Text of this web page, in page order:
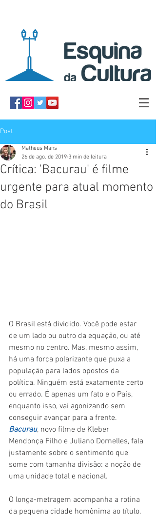
Post
Crítica: 'Bacurau' é filme
urgente para atual momento
do Brasil
Matheus Mans
26 de ago. de 2019 3 min de leitura
O Brasil está dividido. Você pode estar
de um lado ou outro da equação, ou até
mesmo no centro. Mas, mesmo assim,
há uma força polarizante que puxa a
população para lados opostos da
política. Ninguém está exatamente certo
ou errado. É apenas um fato e o País,
enquanto isso, vai agonizando sem
conseguir avançar para a frente.
Bacurau, novo filme de Kleber
Mendonça Filho e Juliano Dornelles, fala
justamente sobre o sentimento que
some com tamanha divisão: a noção de
uma unidade total e nacional.
O longa-metragem acompanha a rotina
da pequena cidade homônima ao título.